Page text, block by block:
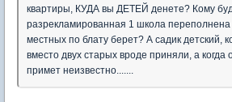
квартиры, КУДА вы ДЕТЕЙ денете? Кому
разрекламированная 1 школа переполнена
местных по блату берет? А садик детский,
вместо двух старых вроде приняли, а
примет неизвестно.......